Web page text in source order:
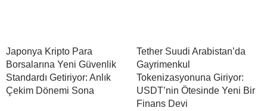
Japonya Kripto Para
Borsalarına Yeni Güvenlik
Standardı Getiriyor: Anlık
Çekim Dönemi Sona
Tether Suudi Arabistan’da
Gayrimenkul
Tokenizasyonuna Giriyor:
USDT’nin Ötesinde Yeni Bir
Finans Devi